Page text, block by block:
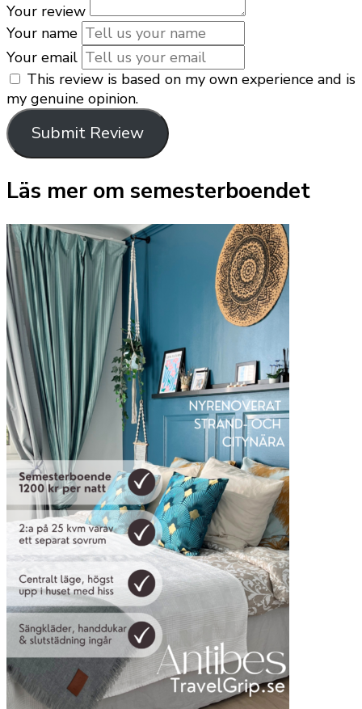
Your review
Your name
Your email
This review is based on my own experience and is
my genuine opinion.
Submit Review
Läs mer om semesterboendet